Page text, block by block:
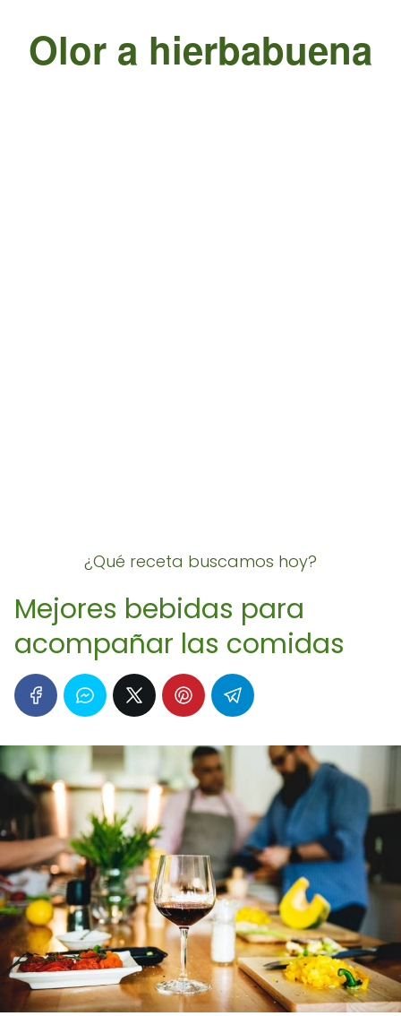
Olor a hierbabuena
¿Qué receta buscamos hoy?
Mejores bebidas para
acompañar las comidas